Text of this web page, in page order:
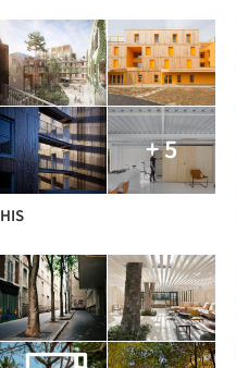
+ 5
HIS